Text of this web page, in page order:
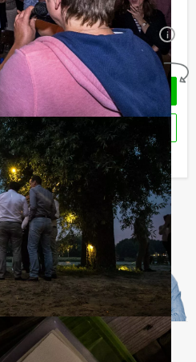
i
Geheel vrijblijvend
AANVRAGEN
over dit uitje